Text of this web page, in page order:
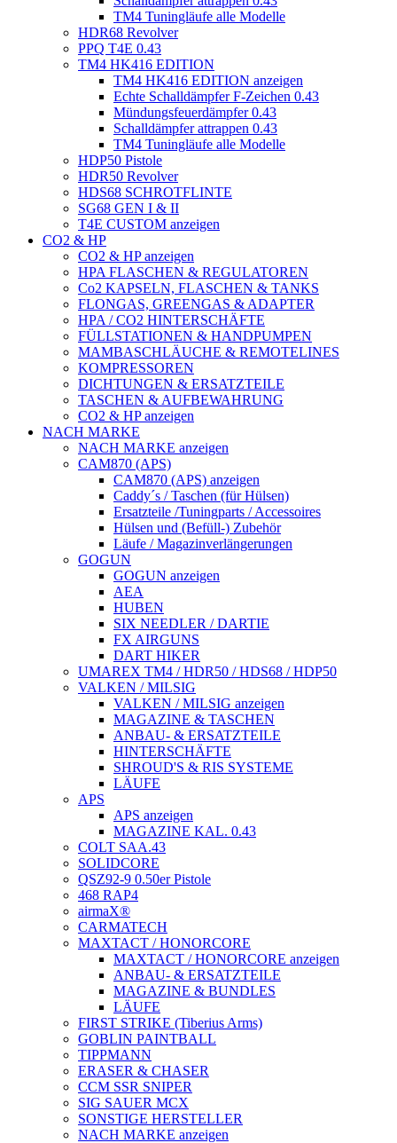
TM4 Tuningläufe alle Modelle
HDR68 Revolver
PPQ T4E 0.43
TM4 HK416 EDITION
TM4 HK416 EDITION anzeigen
Echte Schalldämpfer F-Zeichen 0.43
Mündungsfeuerdämpfer 0.43
Schalldämpfer attrappen 0.43
TM4 Tuningläufe alle Modelle
HDP50 Pistole
HDR50 Revolver
HDS68 SCHROTFLINTE
SG68 GEN I & II
T4E CUSTOM anzeigen
CO2 & HP
CO2 & HP anzeigen
HPA FLASCHEN & REGULATOREN
Co2 KAPSELN, FLASCHEN & TANKS
FLONGAS, GREENGAS & ADAPTER
HPA / CO2 HINTERSCHÄFTE
FÜLLSTATIONEN & HANDPUMPEN
MAMBASCHLÄUCHE & REMOTELINES
KOMPRESSOREN
DICHTUNGEN & ERSATZTEILE
TASCHEN & AUFBEWAHRUNG
CO2 & HP anzeigen
NACH MARKE
NACH MARKE anzeigen
CAM870 (APS)
CAM870 (APS) anzeigen
Caddy´s / Taschen (für Hülsen)
Ersatzteile /Tuningparts / Accessoires
Hülsen und (Befüll-) Zubehör
Läufe / Magazinverlängerungen
GOGUN
GOGUN anzeigen
AEA
HUBEN
SIX NEEDLER / DARTIE
FX AIRGUNS
DART HIKER
UMAREX TM4 / HDR50 / HDS68 / HDP50
VALKEN / MILSIG
VALKEN / MILSIG anzeigen
MAGAZINE & TASCHEN
ANBAU- & ERSATZTEILE
HINTERSCHÄFTE
SHROUD'S & RIS SYSTEME
LÄUFE
APS
APS anzeigen
MAGAZINE KAL. 0.43
COLT SAA.43
SOLIDCORE
QSZ92-9 0.50er Pistole
468 RAP4
airmaX®
CARMATECH
MAXTACT / HONORCORE
MAXTACT / HONORCORE anzeigen
ANBAU- & ERSATZTEILE
MAGAZINE & BUNDLES
LÄUFE
FIRST STRIKE (Tiberius Arms)
GOBLIN PAINTBALL
TIPPMANN
ERASER & CHASER
CCM SSR SNIPER
SIG SAUER MCX
SONSTIGE HERSTELLER
NACH MARKE anzeigen